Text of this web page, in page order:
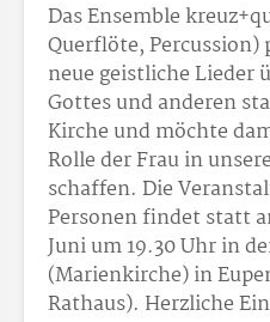
Das Ensemble
Querflöte,
neue geistliche Lieder
Gottes und anderen
Kirche und möchte
Rolle der Frau in
schaffen. Die
Personen findet statt
Juni um 19.30 Uhr in
(Marienkirche) in
Rathaus). Herzliche